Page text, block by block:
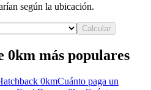
según la ubicación.
Calcular
0km más populares
0kmCuánto paga un